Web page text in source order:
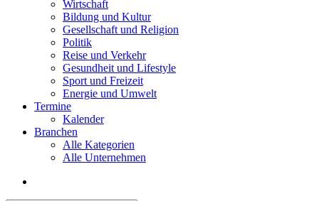
Wirtschaft
Bildung und Kultur
Gesellschaft und Religion
Politik
Reise und Verkehr
Gesundheit und Lifestyle
Sport und Freizeit
Energie und Umwelt
Termine
Kalender
Branchen
Alle Kategorien
Alle Unternehmen